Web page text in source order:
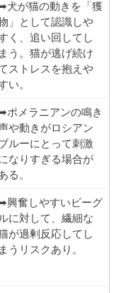
犬が猫の動きを「獲
」として認識しや
く、追い回してし
まう。猫が逃げ続け
ストレスを抱えや
い。
ポメラニアンの鳴き
や動きがロシアン
ルーにとって刺激
なりすぎる場合が
る。
興奮しやすいビーグ
ルに対して、繊細な
が過剰反応してし
まうリスクあり。